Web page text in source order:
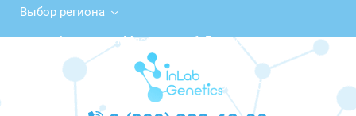
Выбор региона
ул. Академика Мясникова, 6, Белокуриха
с 10:00 до 20:00
График работы: Пн-Пт с 10:00 до 20:00